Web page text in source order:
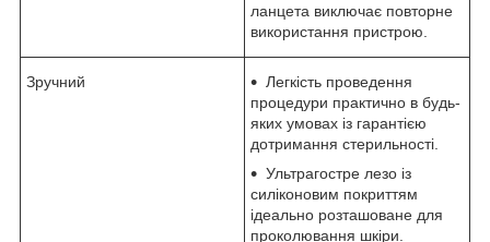
ланцета виключає повторне
використання пристрою.
Зручний
Легкість проведення
процедури практично в будь-
яких умовах із гарантією
дотримання стерильності.
Ультрагостре лезо із
силіконовим покриттям
ідеально розташоване для
проколювання шкіри.